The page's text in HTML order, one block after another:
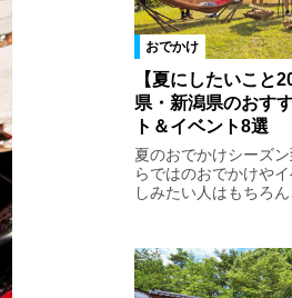
おでかけ
【夏にしたいこと
県・新潟県のおす
ト＆イベント8選
夏のおでかけシーズ
らではのおでかけや
しみたい人はもちろ